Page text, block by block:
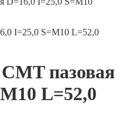
I=25,0 S=M10 L=52,0
пазовая
L=52,0